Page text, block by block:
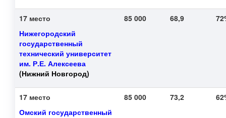
17 место
Нижегородский
государственный
технический университет
им. Р.Е. Алексеева
(Нижний Новгород)
85 000 68,9
17 место
Омский государственный
85 000 73,2